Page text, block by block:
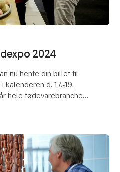
2024
nu hente din billet til
d. 17.-19.
hele fødevarebranchen